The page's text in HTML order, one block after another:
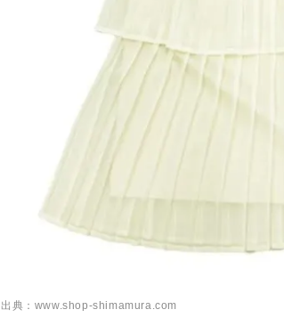
出典：www.shop-shimamura.com